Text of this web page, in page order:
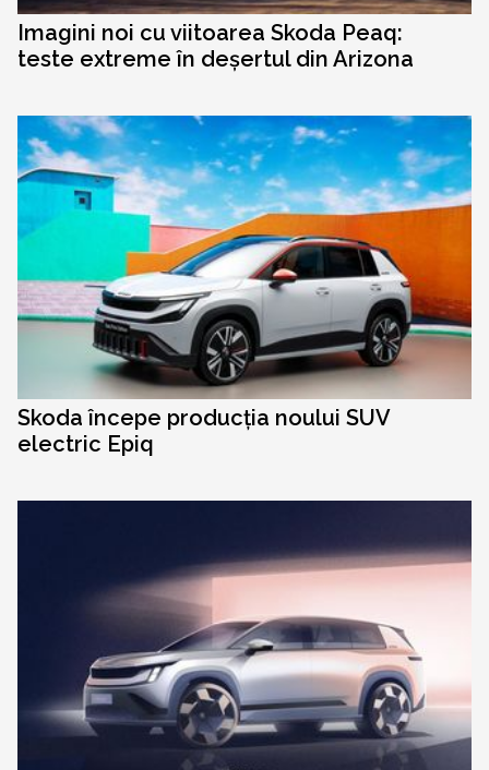
Imagini noi cu viitoarea Skoda Peaq:
teste extreme în deșertul din Arizona
Skoda începe producția noului SUV
electric Epiq